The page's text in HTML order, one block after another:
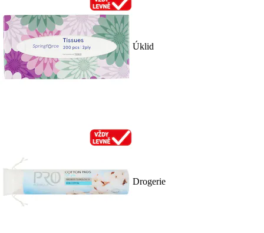
Úklid
Drogerie